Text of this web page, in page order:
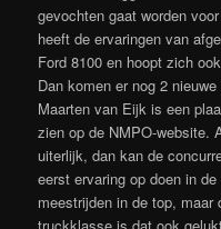
gevochten gaat worden
heeft de ervaringen van
Ford 8100 en hoopt zich
Dan komen er nog 2
Maarten van Eijk is een
zien op de NMPO-website.
uiterlijk, dan kan de
eerst ervaring op doen in
meestrijden in de top,